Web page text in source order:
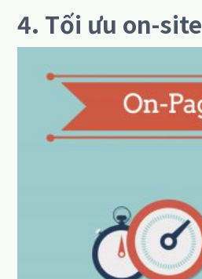
4. Tối ưu on-site